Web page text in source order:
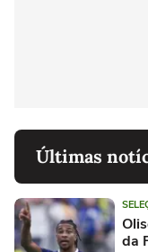
Últimas
da